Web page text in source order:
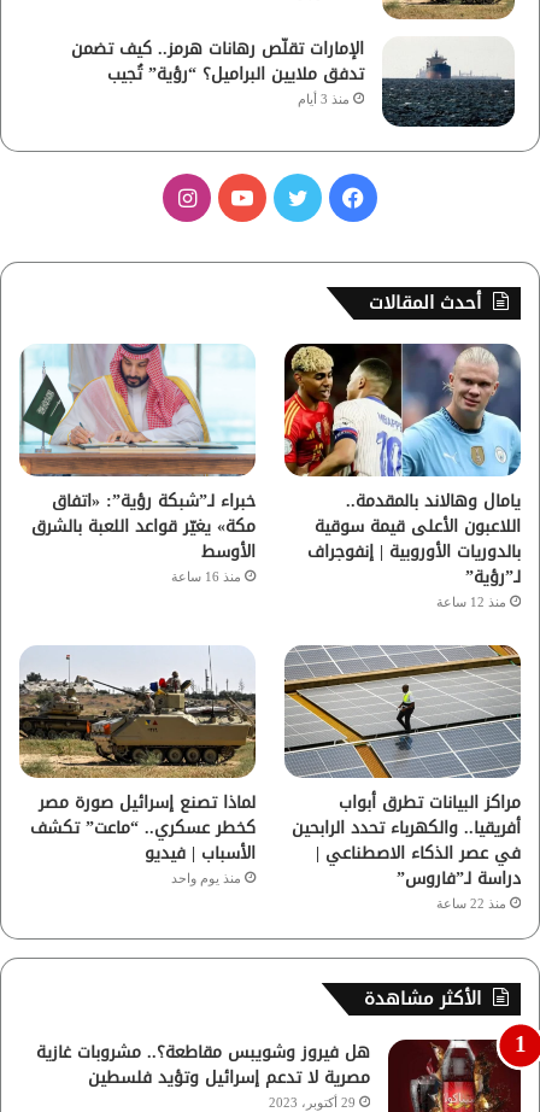
الإمارات تقلّص رهانات هرمز.. كيف تضمن
تدفق ملايين البراميل؟ “رؤية” تُجيب
منذ 3 أيام
س
ب
و
ك
ي
ب
ت
ق
ر
ا
م
أحدث المقالات
يامال وهالاند بالمقدمة..
اللاعبون الأعلى قيمة سوقية
بالدوريات الأوروبية | إنفوجراف
لـ”رؤية”
منذ 12 ساعة
خبراء لـ”شبكة رؤية”: «اتفاق
مكة» يغيّر قواعد اللعبة بالشرق
الأوسط
منذ 16 ساعة
مراكز البيانات تطرق أبواب
أفريقيا.. والكهرباء تحدد الرابحين
في عصر الذكاء الاصطناعي |
دراسة لـ”فاروس”
منذ 22 ساعة
لماذا تصنع إسرائيل صورة مصر
كخطر عسكري.. “ماعت” تكشف
الأسباب | فيديو
منذ يوم واحد
الأكثر مشاهدة
هل فيروز وشويبس مقاطعة؟.. مشروبات غازية
مصرية لا تدعم إسرائيل وتؤيد فلسطين
29 أكتوبر، 2023